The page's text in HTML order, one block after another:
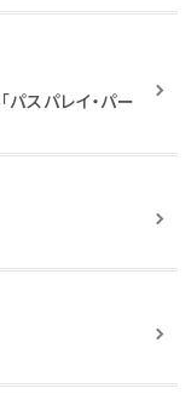
パスパレイ・パー